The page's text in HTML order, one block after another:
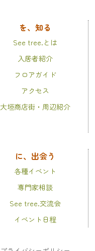
を、知る
See tree.とは
入居者紹介
フロアガイド
アクセス
大垣商店街・周辺紹介
に、出会う
各種イベント
専門家相談
See tree.交流会
イベント日程